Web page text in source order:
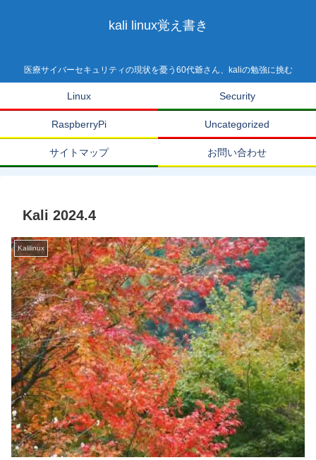
kali linux覚え書き
医療サイバーセキュリティの現状を憂う60代爺さん、kaliの勉強に挑む
Linux Security
RaspberryPi Uncategorized
サイトマップ お問い合わせ
Kali 2024.4
Kalilinux